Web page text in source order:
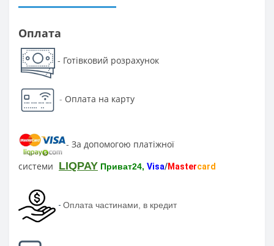
Оплата
- Готівковий розрахунок
- Оплата на карту
- За допомогою платіжної
системи LIQPAY Приват24, Visa/Mastercard
- Оплата частинами, в кредит